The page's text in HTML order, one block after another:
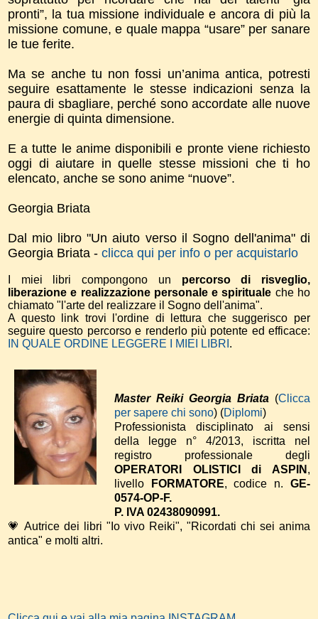
pronti”, la tua missione individuale e ancora di più la
missione comune, e quale mappa “usare” per sanare
le tue ferite.
Ma se anche tu non fossi un’anima antica, potresti
seguire esattamente le stesse indicazioni senza la
paura di sbagliare, perché sono accordate alle nuove
energie di quinta dimensione.
E a tutte le anime disponibili e pronte viene richiesto
oggi di aiutare in quelle stesse missioni che ti ho
elencato, anche se sono anime “nuove”.
Georgia Briata
Dal mio libro "Un aiuto verso il Sogno dell'anima" di
Georgia Briata - clicca qui per info o per acquistarlo
I miei libri compongono un percorso di risveglio,
liberazione e realizzazione personale e spirituale che ho
chiamato "l'arte del realizzare il Sogno dell'anima".
A questo link trovi l'ordine di lettura che suggerisco per
seguire questo percorso e renderlo più potente ed efficace:
IN QUALE ORDINE LEGGERE I MIEI LIBRI .
Master Reiki Georgia Briata(Clicca
per sapere chi sono) (Diplomi)
Professionista disciplinato ai sensi
della legge n° 4/2013, iscritta nel
registro professionale degli
OPERATORI OLISTICI di ASPIN ,
livello
FORMATORE, codice n.GE-
0574-OP-F.
P. IVA 02438090991.
💗 Autrice dei libri "Io vivo Reiki", "Ricordati chi sei anima
antica" e molti altri.